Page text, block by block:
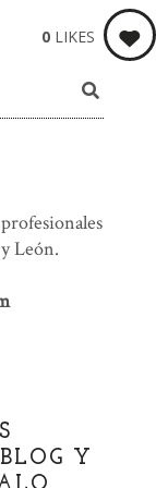
0 LIKES
León.
Y